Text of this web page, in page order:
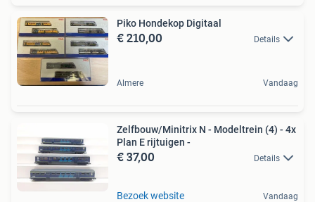
Piko Hondekop Digitaal
€ 210,00 Details
Almere Vandaag
Zelfbouw/Minitrix N - Modeltrein (4) - 4x
Plan E rijtuigen -
€ 37,00 Details
Bezoek website Vandaag